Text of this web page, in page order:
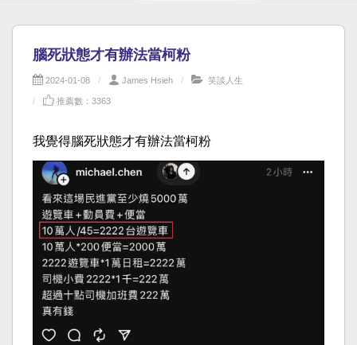
腦死狀態才有辦法當柯粉
2024-01-08 James Hsieh 笑談人生
推薦數：3363
我覺得腦死狀態才有辦法當柯粉